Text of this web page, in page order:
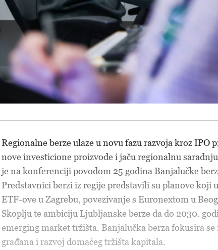
Regionalne berze ulaze u novu fazu razvoja kroz IPO
nove investicione proizvode i jaču regionalnu
je na konferenciji povodom 25 godina Banjalučke
Predstavnici berzi iz regije predstavili su planove koji
ETF-ove u Zagrebu, povezivanje s Euronextom u
Skoplju te ambiciju Ljubljanske berze da do 2030.
emerging market tržišta. Banjalučka berza fokusira
građana i razvoj domaćeg tržišta kapitala.